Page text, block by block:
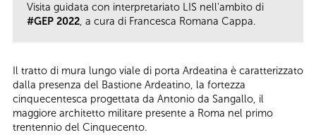
Visita guidata con interpretariato LIS nell'ambito di
#GEP 2022, a cura di Francesca Romana Cappa.
Il tratto di mura lungo viale di porta Ardeatina è caratterizzato
dalla presenza del Bastione Ardeatino, la fortezza
cinquecentesca progettata da Antonio da Sangallo, il
maggiore architetto militare presente a Roma nel primo
trentennio del Cinquecento.